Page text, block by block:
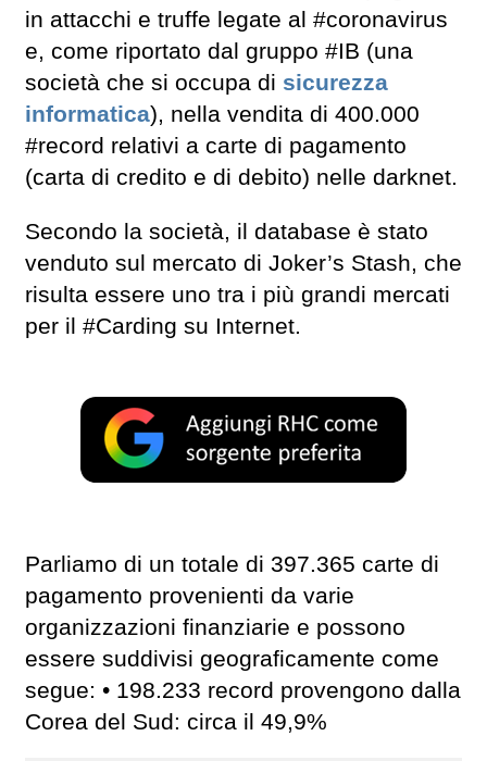
in attacchi e truffe legate al #coronavirus
e, come riportato dal gruppo #IB (una
società che si occupa di sicurezza
informatica), nella vendita di 400.000
#record relativi a carte di pagamento
(carta di credito e di debito) nelle darknet.
Secondo la società, il database è stato
venduto sul mercato di Joker’s Stash, che
risulta essere uno tra i più grandi mercati
per il #Carding su Internet.
Parliamo di un totale di 397.365 carte di
pagamento provenienti da varie
organizzazioni finanziarie e possono
essere suddivisi geograficamente come
segue: • 198.233 record provengono dalla
Corea del Sud: circa il 49,9%